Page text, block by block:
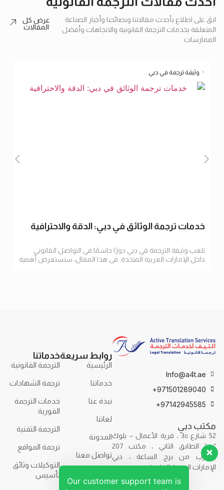
ابقَ على اطلاع بأحدث مقالاتنا ونصائحنا وأخبار الصناعة
المتعلقة بخدمات الترجمة القانونية والاتجاهات وأفضل
الممارسات.
عرض كل
المقالات
وثيقة ترجمة في دبي
خدمات ترجمة الوثائق في دبي: الدقة والاحترافية
تلعب وثيقة الترجمة في دبي دورًا حاسمًا في التواصل القانوني
داخل الإمارات العربية المتحدة. في هذا المقال، سنستعرض أهمية
Info@a4t.ae
971501289040+
97142945585+
مكتب دبي
52 شارع 3c ، قرية الأعمال – بلوك
“ب” الطابق الثاني ، مكتب 207
بالقرب من برج الساعة ، دبي
الإمارات العربية المتحدة.
روابط سريعة
الرئيسية
خدماتنا
نبذة عنا
لغاتنا
المدونة
تواصل معنا
خدماتنا
الترجمة القانونية
ترجمة الشهادات
خدمات الترجمة
الفورية
الترجمة التقنية
ترجمة المواقع
التوكيلات وثائق
تأسيس
Our customer support team is